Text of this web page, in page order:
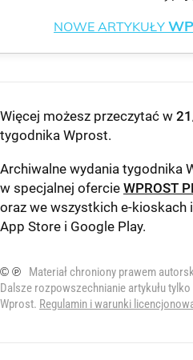
NOWE ARTYKUŁY
Więcej możesz przeczytać w
tygodnika Wprost.
Archiwalne wydania tygodnika
w specjalnej ofercie WPROST
oraz we wszystkich e-kioskach
App Store i Google Play.
© ℗
Materiał chroniony prawem
Dalsze rozpowszechnianie artykułu
Wprost. Regulamin i warunki